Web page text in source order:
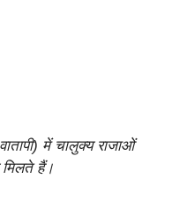
में चालुक्य राजाओं
हैं।